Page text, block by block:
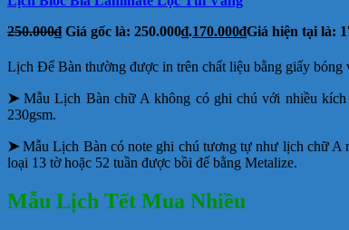
250.000₫ Giá gốc là: 250.000₫.170.000₫Giá hiện tại là:
Lịch Để Bàn thường được in trên chất liệu bằng giấy
➤Mẫu Lịch Bàn chữ A không có ghi chú với nhiều
230gsm.
➤Mẫu Lịch Bàn có note ghi chú tương tự như lịch chữ A
loại 13 tờ hoặc 52 tuần được bồi đế bằng Metalize.
Mẫu Lịch Tết Mua Nhiều